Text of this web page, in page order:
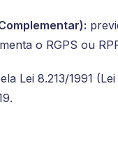
o RGPS ou
Lei 8.213/1991